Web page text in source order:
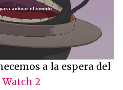
activar el sonido
a la espera del
2